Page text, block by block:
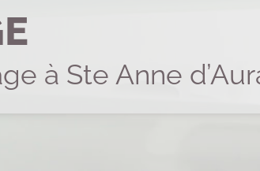
à Ste Anne